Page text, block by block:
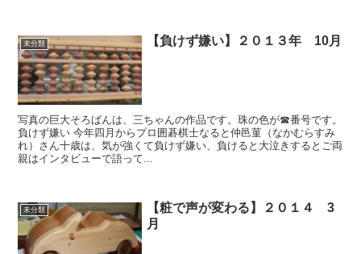
未分類 【負けず嫌い】２０１３年 10月
写真の巨大そろばんは、三ちゃんの作品です。珠の色が☎番号です。
負けず嫌い 今年四月からプロ囲碁棋士なると仲邑菫（なかむらすみ
れ）さん十歳は、気が強くて負けず嫌い、負けると大泣きするとご両
親はインタビューで語って...
未分類
【粧で声が変わる】２０１４ 3
月